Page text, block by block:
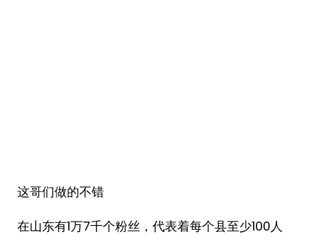
这哥们做的不错
在山东有1万7千个粉丝，代表着每个县至少100人